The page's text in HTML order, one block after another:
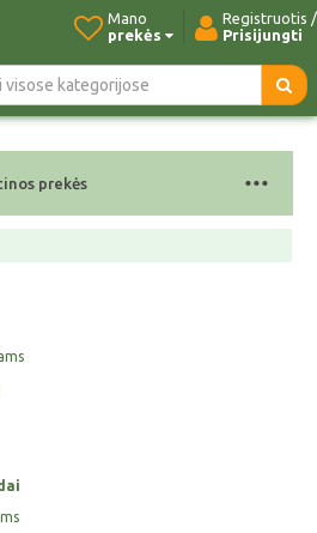
Registruotis /
Prisijungti
Mano
prekės
Naujos prekės Kontaktai
prekės ...